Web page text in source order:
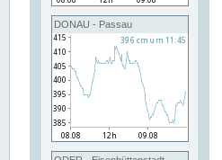
DONAU - Passau